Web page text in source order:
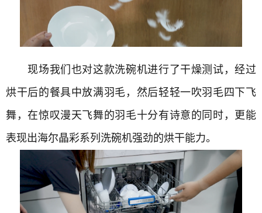
现场我们也对这款洗碗机进行了干燥测试，经过
烘干后的餐具中放满羽毛，然后轻轻一吹羽毛四下飞
舞，在惊叹漫天飞舞的羽毛十分有诗意的同时，更能
表现出海尔晶彩系列洗碗机强劲的烘干能力。